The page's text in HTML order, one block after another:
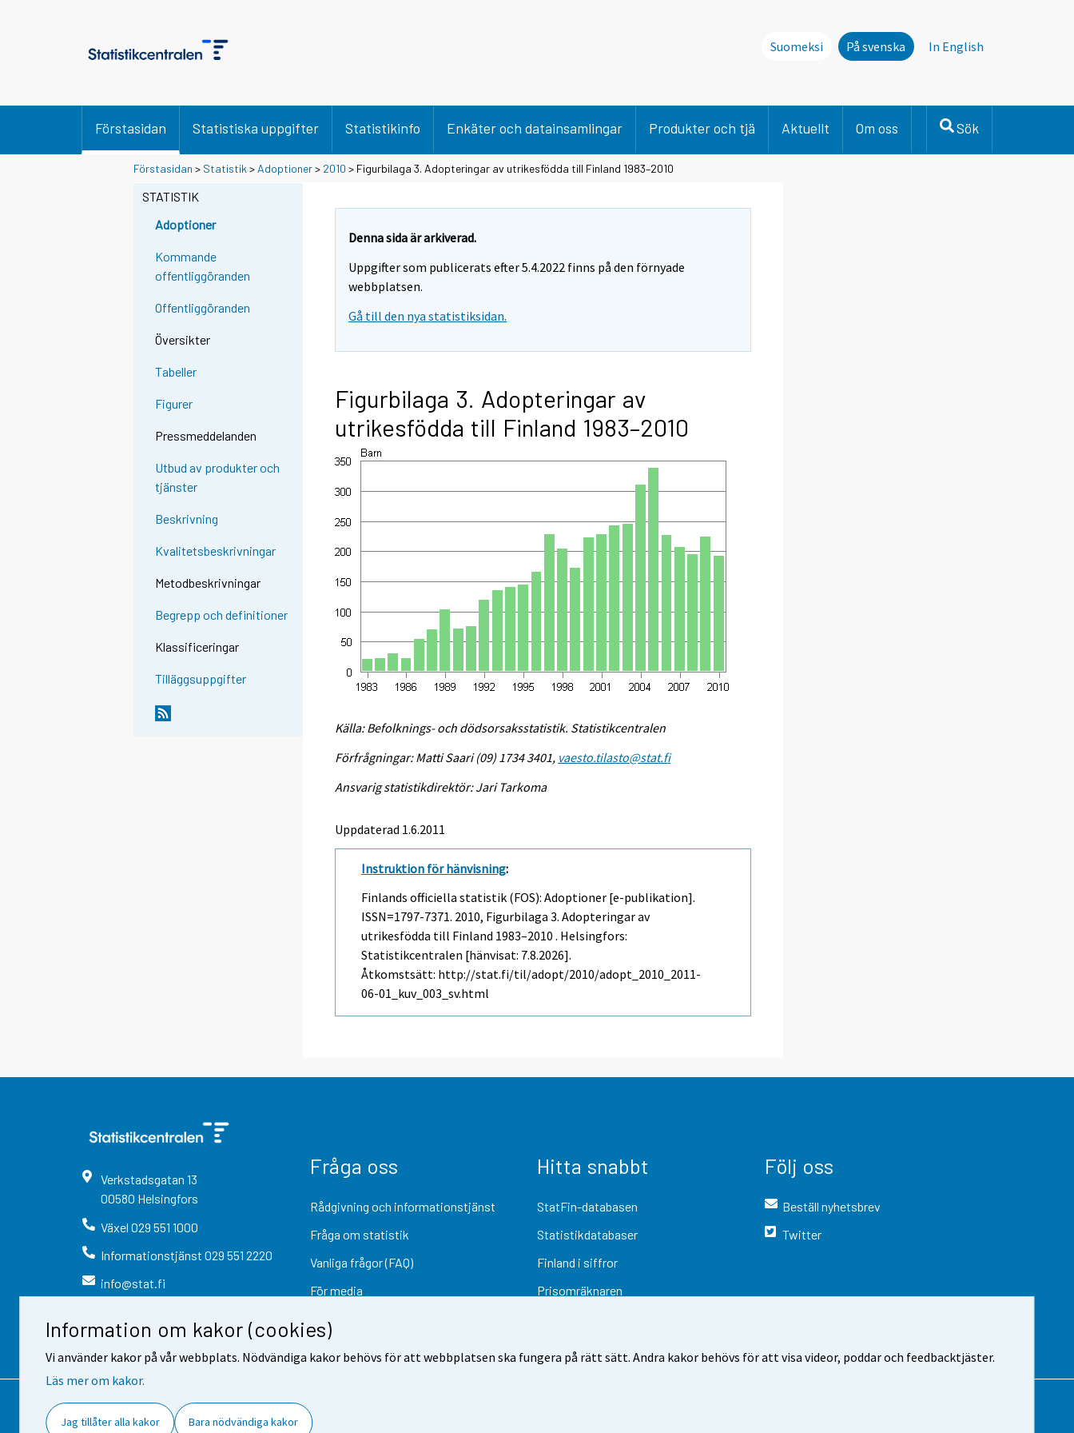
Information om kakor (cookies)
Vi använder kakor på vår webbplats. Nödvändiga kakor behövs för att webbplatsen ska fungera på rätt sätt. Andra kakor behövs för att visa videor, poddar och feedbacktjäster.
Läs mer om kakor.
Jag tillåter alla kakor Bara nödvändiga kakor
Suomeksi På svenska In English
Förstasidan Statistiska uppgifter Statistikinfo Enkäter och datainsamlingar Produkter och tjä Aktuellt Om oss Sök
Förstasidan > Statistik > Adoptioner> 2010 > Figurbilaga 3. Adopteringar av utrikesfödda till Finland 1983–2010
STATISTIK
Adoptioner
Kommande
offentliggöranden
Offentliggöranden
Översikter
Tabeller
Figurer
Pressmeddelanden
Utbud av produkter och
tjänster
Beskrivning
Kvalitetsbeskrivningar
Metodbeskrivningar
Begrepp och definitioner
Klassificeringar
Tilläggsuppgifter
Denna sida är arkiverad.
Uppgifter som publicerats efter 5.4.2022 finns på den förnyade
webbplatsen.
Gå till den nya statistiksidan.
Figurbilaga 3. Adopteringar av
utrikesfödda till Finland 1983–2010
Källa: Befolknings- och dödsorsaksstatistik. Statistikcentralen
Förfrågningar: Matti Saari (09) 1734 3401, vaesto.tilasto@stat.fi
Ansvarig statistikdirektör: Jari Tarkoma
Uppdaterad 1.6.2011
Instruktion för hänvisning:
Finlands officiella statistik (FOS): Adoptioner [e-publikation].
ISSN=1797-7371. 2010, Figurbilaga 3. Adopteringar av
utrikesfödda till Finland 1983–2010 . Helsingfors:
Statistikcentralen [hänvisat: 7.8.2026].
Åtkomstsätt: http://stat.fi/til/adopt/2010/adopt_2010_2011-
06-01_kuv_003_sv.html
Verkstadsgatan 13
00580 Helsingfors
Växel 029 551 1000
Informationstjänst 029 551 2220
info@stat.fi
Fråga oss
Rådgivning och informationstjänst
Fråga om statistik
Vanliga frågor (FAQ)
För media
Hitta snabbt
StatFin-databasen
Statistikdatabaser
Finland i siffror
Prisomräknaren
Följ oss
Beställ nyhetsbrev
Twitter
Kontaktinformation Respons